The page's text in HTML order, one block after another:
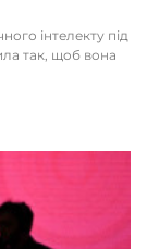
інтелекту під
так, щоб вона